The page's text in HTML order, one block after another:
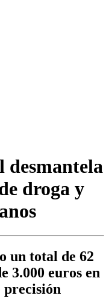
desmantela
droga y
un total de 62
3.000 euros en
precisión